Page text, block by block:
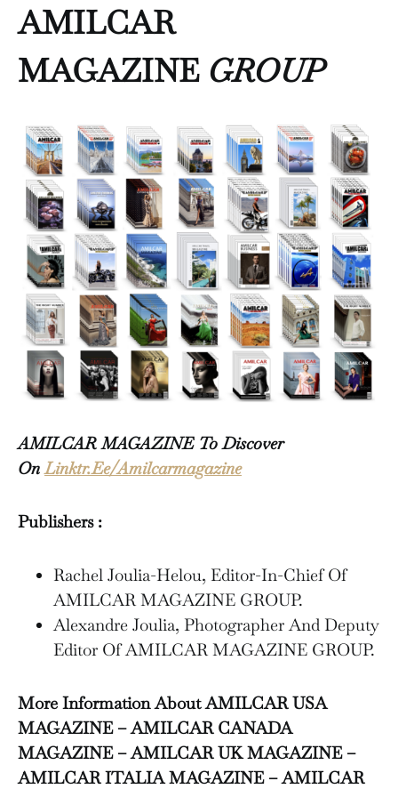
AMILCAR
MAGAZINE GROUP
AMILCAR MAGAZINE To Discover
OnLinktr.Ee/Amilcarmagazine
Publishers :
Rachel Joulia-Helou, Editor-In-Chief Of
AMILCAR MAGAZINE GROUP.
Alexandre Joulia, Photographer And Deputy
Editor Of AMILCAR MAGAZINE GROUP.
More Information About AMILCAR USA
MAGAZINE – AMILCAR CANADA
MAGAZINE – AMILCAR UK MAGAZINE –
AMILCAR ITALIA MAGAZINE – AMILCAR